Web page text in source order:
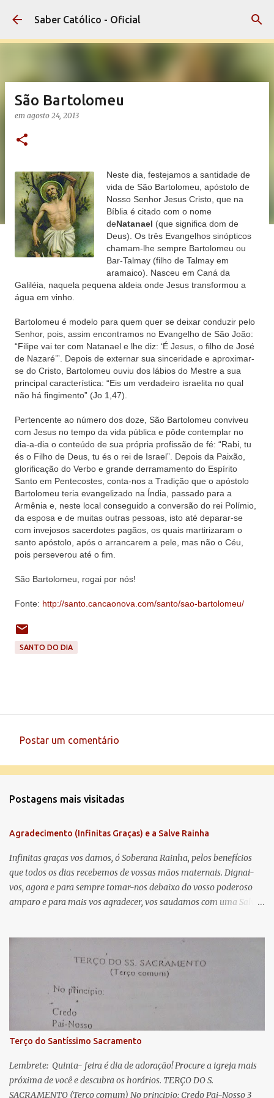
Pular para o conteúdo principal
Saber Católico - Oficial
São Bartolomeu
em agosto 24, 2013
Neste dia, festejamos a santidade de
vida de São Bartolomeu, apóstolo de
Nosso Senhor Jesus Cristo, que na
Bíblia é citado com o nome
deNatanael (que significa dom de
Deus). Os três Evangelhos sinópticos
chamam-lhe sempre Bartolomeu ou
Bar-Talmay (filho de Talmay em
aramaico). Nasceu em Caná da
Galiléia, naquela pequena aldeia onde Jesus transformou a
água em vinho.
Bartolomeu é modelo para quem quer se deixar conduzir pelo
Senhor, pois, assim encontramos no Evangelho de São João:
“Filipe vai ter com Natanael e lhe diz: ‘É Jesus, o filho de José
de Nazaré’”. Depois de externar sua sinceridade e aproximar-
se do Cristo, Bartolomeu ouviu dos lábios do Mestre a sua
principal característica: “Eis um verdadeiro israelita no qual
não há fingimento” (Jo 1,47).
Pertencente ao número dos doze, São Bartolomeu conviveu
com Jesus no tempo da vida pública e pôde contemplar no
dia-a-dia o conteúdo de sua própria profissão de fé: “Rabi, tu
és o Filho de Deus, tu és o rei de Israel”. Depois da Paixão,
glorificação do Verbo e grande derramamento do Espírito
Santo em Pentecostes, conta-nos a Tradição que o apóstolo
Bartolomeu teria evangelizado na Índia, passado para a
Armênia e, neste local conseguido a conversão do rei Polímio,
da esposa e de muitas outras pessoas, isto até deparar-se
com invejosos sacerdotes pagãos, os quais martirizaram o
santo apóstolo, após o arrancarem a pele, mas não o Céu,
pois perseverou até o fim.
São Bartolomeu, rogai por nós!
Fonte: http://santo.cancaonova.com/santo/sao-bartolomeu/
SANTO DO DIA
e
t
á
r
i
o
Postar um comentário
Postagens mais visitadas
Agradecimento (Infinitas Graças) e a Salve Rainha
Infinitas graças vos damos, ó Soberana Rainha, pelos benefícios
que todos os dias recebemos de vossas mãos maternais. Dignai-
vos, agora e para sempre tomar-nos debaixo do vosso poderoso
amparo e para mais vos agradecer, vos saudamos com uma Salve
lágrimas. Eia, pois, Advogada nossa, estes vossos olhos
misericordiosos a nós volvei, e depois deste desterro, mostrai-nos
Jesus. Bendito é o fruto do vosso ventre, ó clemente, ó piedosa, ó
doce e sempre Virgem Maria. Rogai por nós Santa Mãe de Deus.
Para que sejamos dignos das promessas de Cristo. Amém.
Terço do Santíssimo Sacramento
Lembrete: Quinta- feira é dia de adoração! Procure a igreja mais
próxima de você e descubra os horários. TERÇO DO S.
SACRAMENTO (Terço comum) No principio: Credo Pai-Nosso 3